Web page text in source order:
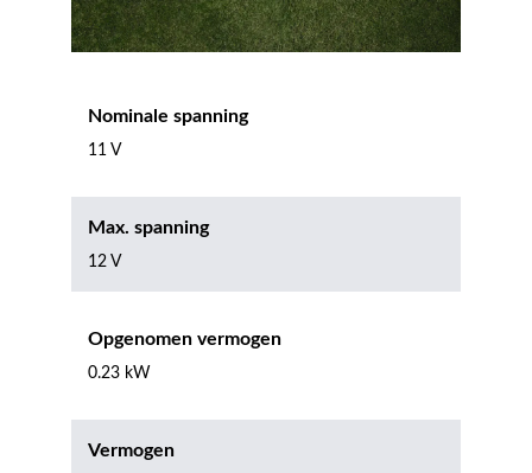
Nominale spanning
11 V
Max. spanning
12 V
Opgenomen vermogen
0.23 kW
Vermogen